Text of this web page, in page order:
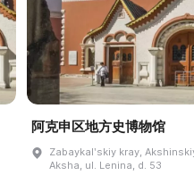
阿克申区地方史博物馆
Zabaykalʹskiy kray,
Aksha, ul. Lenina, d. 53